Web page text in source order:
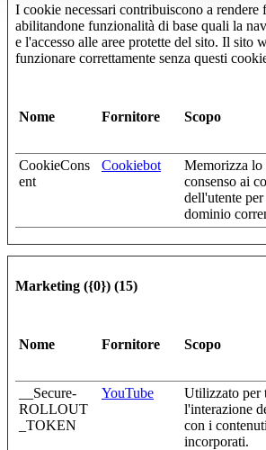
I cookie necessari contribuiscono a
abilitandone funzionalità di base quali la
e l'accesso alle aree protette del sito. Il sito
funzionare correttamente senza questi
Nome Fornitore Scopo
CookieCons
ent
Cookiebot
Memorizza lo
consenso ai
dell'utente
dominio
Marketing ({0}) (15)
Nome Fornitore Scopo
__Secure-
ROLLOUT
_TOKEN
YouTube
Utilizzato per
l'interazione
con i contenuti
incorporati.